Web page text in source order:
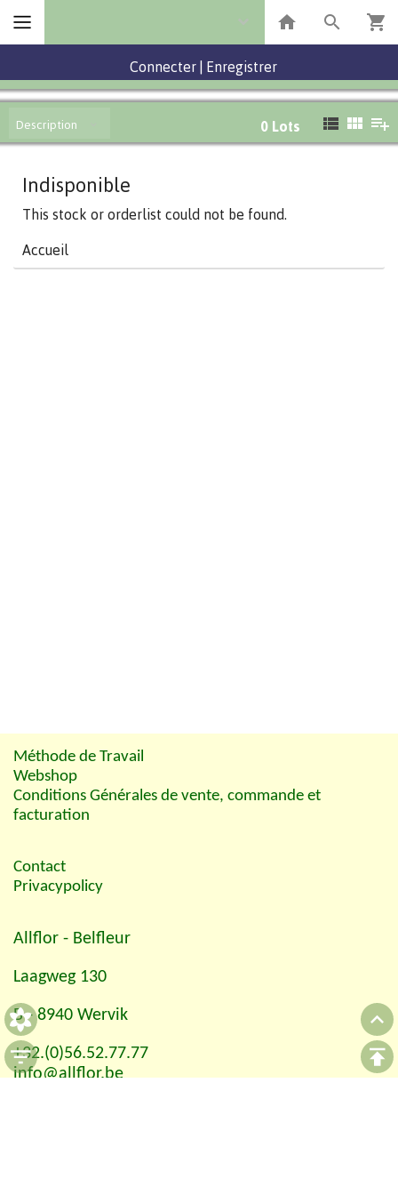
Connecter Enregistrer
Description 0 Lots
Indisponible
This stock or orderlist could not be found.
Accueil
Méthode de Travail
Webshop
Conditions Générales de vente, commande et
facturation
Contact
Privacypolicy
Allflor - Belfleur
Laagweg 130
B - 8940 Wervik
+32.(0)56.52.77.77
info@allflor.be